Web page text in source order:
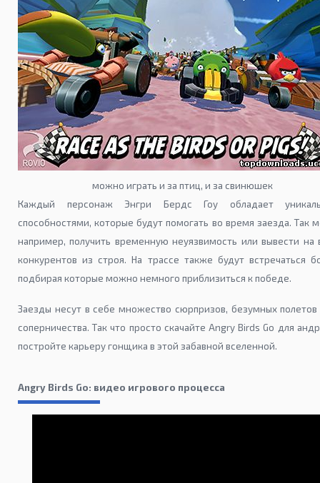
можно играть и за птиц, и за свинюшек
Каждый персонаж Энгри Бердс Гоу обладает
способностями, которые будут помогать во время заезда. Так
например, получить временную неуязвимость или вывести на
конкурентов из строя. На трассе также будут встречаться
подбирая которые можно немного приблизиться к победе.
Заезды несут в себе множество сюрпризов, безумных
соперничества. Так что просто скачайте Angry Birds Go для
постройте карьеру гонщика в этой забавной вселенной.
Angry Birds Go: видео игрового процесса